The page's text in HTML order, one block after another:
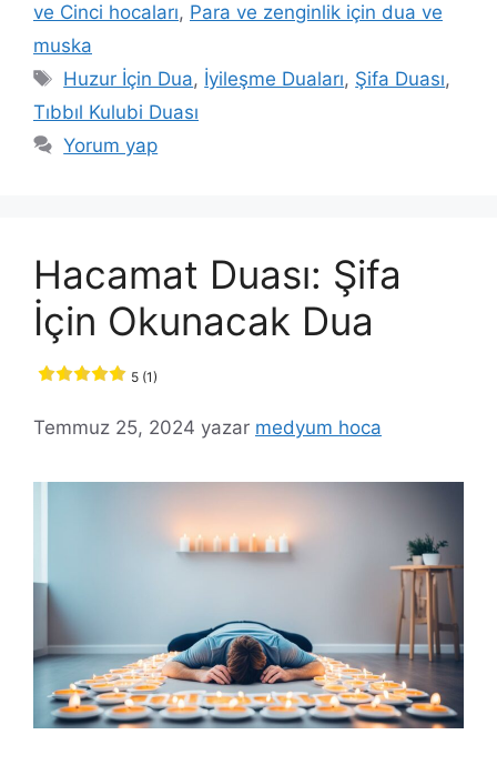
ve Cinci hocaları, Para ve zenginlik için dua ve
muska
Huzur İçin Dua, İyileşme Duaları, Şifa Duası,
Tıbbıl Kulubi Duası
Yorum yap
Hacamat Duası: Şifa
İçin Okunacak Dua
5 (1)
Temmuz 25, 2024 yazar medyum hoca